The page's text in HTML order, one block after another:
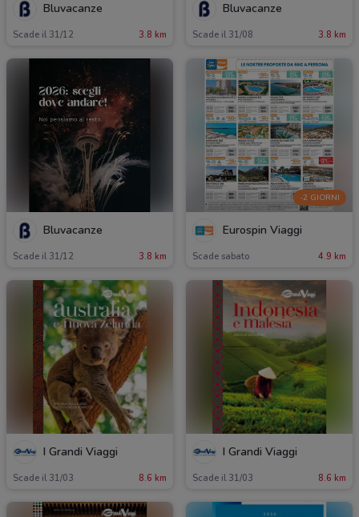
Bluvacanze
Scade il 31/12 3.8 km
Bluvacanze
Scade il 31/08 3.8 km
Bluvacanze
Scade il 31/12 3.8 km
-2 GIORNI
Eurospin Viaggi
Scade sabato 4.9 km
I Grandi Viaggi
Scade il 31/03 8.6 km
I Grandi Viaggi
Scade il 31/03 8.6 km